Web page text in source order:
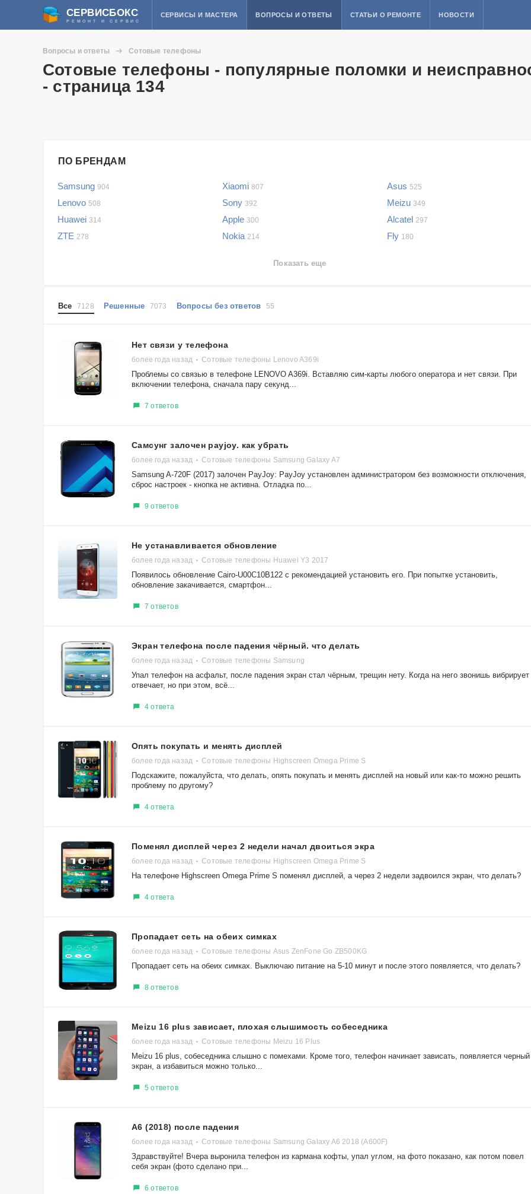
СЕРВИСБОКС
РЕМОНТ И СЕРВИС
СЕРВИСЫ И МАСТЕРА ВОПРОСЫ И ОТВЕТЫ СТАТЬИ О РЕМОНТЕ НОВОСТИ
Вопросы и ответы Сотовые телефоны
Сотовые телефоны - популярные поломки и
- страница 134
ПО БРЕНДАМ
Samsung 904 Xiaomi 807 Asus 525
Lenovo 508 Sony 392 Meizu 349
Huawei 314 Apple 300 Alcatel 297
ZTE 278 Nokia 214 Fly 180
Показать еще
Все 7128 Решенные 7073 Вопросы без ответов 55
Нет связи у телефона
более года назад Сотовые телефоны Lenovo A369i
Проблемы со связью в телефоне LENOVO A369i. Вставляю сим-карты любого оператора и нет связи. При
включении телефона, сначала пару секунд...
7 ответов
Самсунг залочен payjoy. как убрать
более года назад Сотовые телефоны Samsung Galaxy A7
Samsung A-720F (2017) залочен PayJoy: PayJoy установлен администратором без возможности отключения,
сброс настроек - кнопка не активна. Отладка по...
9 ответов
Не устанавливается обновление
более года назад Сотовые телефоны Huawei Y3 2017
Появилось обновление Cairo-U00C10B122 с рекомендацией установить его. При попытке установить,
обновление закачивается, смартфон...
7 ответов
Экран телефона после падения чёрный. что делать
более года назад Сотовые телефоны Samsung
Упал телефон на асфальт, после падения экран стал чёрным, трещин нету. Когда на него звонишь вибрирует
отвечает, но при этом, всё...
4 ответа
Опять покупать и менять дисплей
более года назад Сотовые телефоны Highscreen Omega Prime S
Подскажите, пожалуйста, что делать, опять покупать и менять дисплей на новый или как-то можно решить
проблему по другому?
4 ответа
Поменял дисплей через 2 недели начал двоиться экра
более года назад Сотовые телефоны Highscreen Omega Prime S
На телефоне Highscreen Omega Prime S поменял дисплей, а через 2 недели задвоился экран, что делать?
4 ответа
Пропадает сеть на обеих симках
более года назад Сотовые телефоны Asus ZenFone Go ZB500KG
Пропадает сеть на обеих симках. Выключаю питание на 5-10 минут и после этого появляется, что делать?
8 ответов
Meizu 16 plus зависает, плохая слышимость собеседника
более года назад Сотовые телефоны Meizu 16 Plus
Meizu 16 plus, собеседника слышно с помехами. Кроме того, телефон начинает зависать, появляется черный
экран, а избавиться можно только...
5 ответов
A6 (2018) после падения
более года назад Сотовые телефоны Samsung Galaxy A6 2018 (A600F)
Здравствуйте! Вчера выронила телефон из кармана кофты, упал углом, на фото показано, как потом повел
себя экран (фото сделано при...
6 ответов